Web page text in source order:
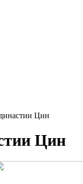
Цин
Цин